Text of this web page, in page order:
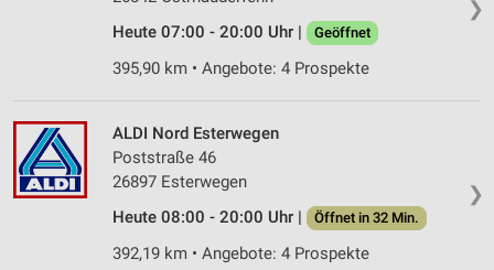
❯
Heute 07:00 - 20:00 Uhr |
Geöffnet
395,90 km • Angebote: 4 Prospekte
❯
ALDI Nord Esterwegen
Poststraße 46
26897 Esterwegen
Heute 08:00 - 20:00 Uhr |
Öffnet in 32 Min.
392,19 km • Angebote: 4 Prospekte